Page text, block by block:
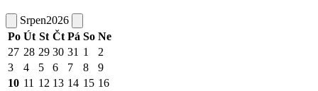
Srpen2026
Po Út St Čt Pá So Ne
27 28 29 30 31 1
2
3
4 5 6 7 8
9
10 11 12 13 14 15 16